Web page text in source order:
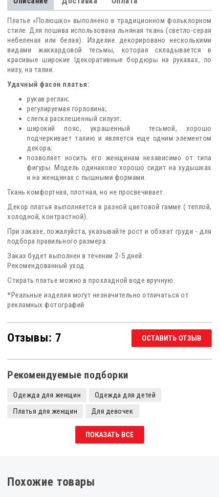
Платье «Полюшко» выполнено в традиционном фольклорном
стиле. Для пошива использована льняная ткань (светло-серая
небеленая или белая). Изделие декорировано несколькими
видами жаккардовой тесьмы, которая складывается в
красивые широкие lдекоративные бордюры на рукавах, по
низу, на талии.
Удачный фасон платья:
рукав реглан;
регулируемая горловина;
слегка расклешенный силуэт;
широкий пояс, украшенный тесьмой, хорошо
подчеркивает талию и является еще одним элементом
декора;
позволяет носить его женщинам независимо от типа
фигуры. Модель одинаково хорошо сидит на худышках
и на женщинах с пышными формами.
Ткань комфортная, плотная, но не просвечивает.
Декор платья выполняется в разной цветовой гамме ( теплой,
холодной, контрастной).
При заказе, пожалуйста, указывайте рост и обхват груди - для
подбора правильного размера.
Заказ будет выполнен в течении 2-5 дней.
Рекомендованный уход
Стирать платье можно в прохладной воде вручную.
*Реальные изделия могут незначительно отличаться от
рекламных фотографий
Отзывы: 7 ОСТАВИТЬ ОТЗЫВ
Рекомендуемые подборки
Одежда для женщин
Одежда для детей
Платья для женщин
Для девочек
Платья для девочек
Полюшко
Русские народные платья
Славянские платья
Современная славянская одежда
ПОКАЗАТЬ ВСЕ
Похожие товары